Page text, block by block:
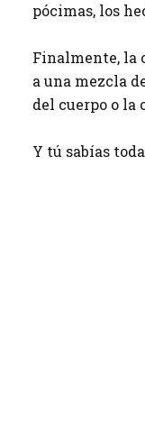
pócimas, los
Finalmente, la
a una mezcla
del cuerpo o la
Y tú sabías